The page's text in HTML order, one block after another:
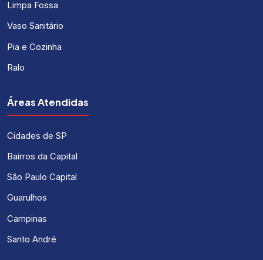
Limpa Fossa
Vaso Sanitário
Pia e Cozinha
Ralo
Áreas Atendidas
Cidades de SP
Bairros da Capital
São Paulo Capital
Guarulhos
Campinas
Santo André